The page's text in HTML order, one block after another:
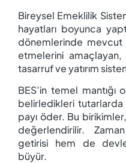
Bireysel Emeklilik
hayatları boyunca
dönemlerinde
etmelerini amaçlayan,
tasarruf ve yatırım
BES’in temel mantığı
belirledikleri tutarlarda
payı öder. Bu
değerlendirilir.
getirisi hem de
büyür.